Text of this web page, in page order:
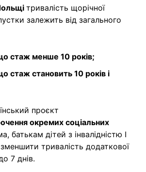
тривалість щорічної
залежить від загального
стаж менше 10 років;
стаж становить 10 років і
проєкт
окремих соціальних
батькам дітей з інвалідністю І
тривалість додаткової
7 днів.